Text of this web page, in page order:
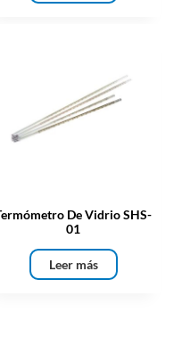
De Vidrio SHS-
01
Leer más